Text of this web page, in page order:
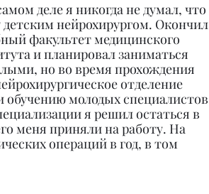
деле я никогда не думал, что
детским нейрохирургом. Окончил
факультет медицинского
и планировал заниматься
но во время прохождения
отделение
обучению молодых специалистов
я решил остаться в
меня приняли на работу. На
операций в год, в том